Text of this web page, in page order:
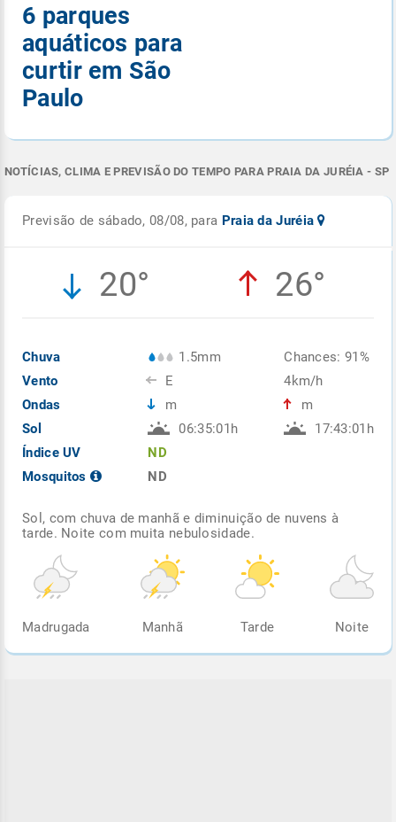
6 parques
aquáticos para
curtir em São
Paulo
NOTÍCIAS, CLIMA E PREVISÃO DO TEMPO PARA PRAIA DA JURÉIA - SP
Previsão de sábado, 08/08, para Praia da Juréia
20° 26°
Chuva
Vento
Ondas
Sol
Índice UV
Mosquitos
1.5mm
E
m
06:35:01h
ND
ND
Chances: 91%
4km/h
m
17:43:01h
Sol, com chuva de manhã e diminuição de nuvens à
tarde. Noite com muita nebulosidade.
Madrugada Manhã Tarde Noite